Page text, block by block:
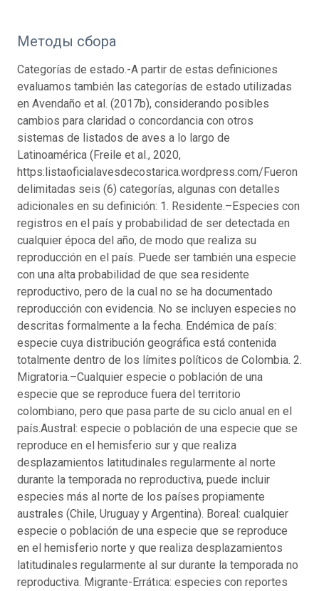
Методы сбора
Categorías de estado.-A partir de estas definiciones
evaluamos también las categorías de estado utilizadas
en Avendaño et al. (2017b), considerando posibles
cambios para claridad o concordancia con otros
sistemas de listados de aves a lo largo de
Latinoamérica (Freile et al., 2020,
https:listaoficialavesdecostarica.wordpress.com/Fueron
delimitadas seis (6) categorías, algunas con detalles
adicionales en su definición: 1. Residente.–Especies con
registros en el país y probabilidad de ser detectada en
cualquier época del año, de modo que realiza su
reproducción en el país. Puede ser también una especie
con una alta probabilidad de que sea residente
reproductivo, pero de la cual no se ha documentado
reproducción con evidencia. No se incluyen especies no
descritas formalmente a la fecha. Endémica de país:
especie cuya distribución geográfica está contenida
totalmente dentro de los límites políticos de Colombia. 2.
Migratoria.–Cualquier especie o población de una
especie que se reproduce fuera del territorio
colombiano, pero que pasa parte de su ciclo anual en el
país.Austral: especie o población de una especie que se
reproduce en el hemisferio sur y que realiza
desplazamientos latitudinales regularmente al norte
durante la temporada no reproductiva, puede incluir
especies más al norte de los países propiamente
australes (Chile, Uruguay y Argentina). Boreal: cualquier
especie o población de una especie que se reproduce
en el hemisferio norte y que realiza desplazamientos
latitudinales regularmente al sur durante la temporada no
reproductiva. Migrante-Errática: especies con reportes